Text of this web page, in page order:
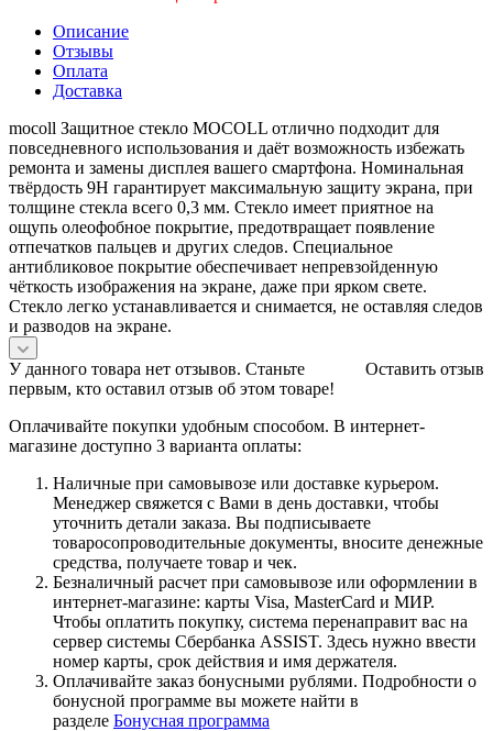
Описание
Отзывы
Оплата
Доставка
mocoll Защитное стекло MOCOLL отлично подходит для
повседневного использования и даёт возможность избежать
ремонта и замены дисплея вашего смартфона. Номинальная
твёрдость 9H гарантирует максимальную защиту экрана, при
толщине стекла всего 0,3 мм. Стекло имеет приятное на
ощупь олеофобное покрытие, предотвращает появление
отпечатков пальцев и других следов. Специальное
антибликовое покрытие обеспечивает непревзойденную
чёткость изображения на экране, даже при ярком свете.
Стекло легко устанавливается и снимается, не оставляя следов
и разводов на экране.
Оставить отзыв
У данного товара нет отзывов. Станьте
первым, кто оставил отзыв об этом товаре!
Оплачивайте покупки удобным способом. В интернет-
магазине доступно 3 варианта оплаты:
Наличные при самовывозе или доставке курьером.
Менеджер свяжется с Вами в день доставки, чтобы
уточнить детали заказа. Вы подписываете
товаросопроводительные документы, вносите денежные
средства, получаете товар и чек.
Безналичный расчет при самовывозе или оформлении в
интернет-магазине: карты Visa, MasterCard и МИР.
Чтобы оплатить покупку, система перенаправит вас на
сервер системы Сбербанка ASSIST. Здесь нужно ввести
номер карты, срок действия и имя держателя.
Оплачивайте заказ бонусными рублями. Подробности о
бонусной программе вы можете найти в
разделе Бонусная программа